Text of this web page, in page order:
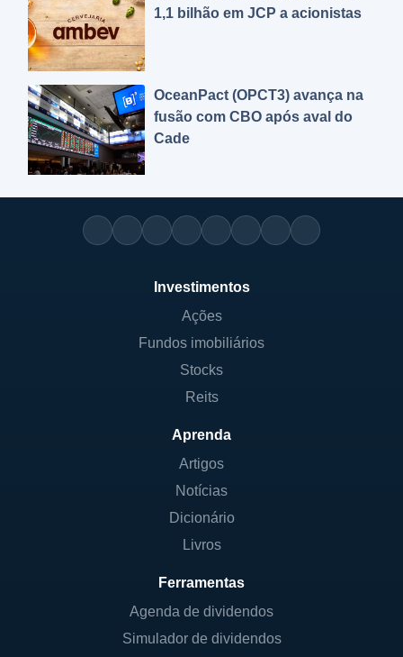
1,1 bilhão em JCP a acionistas
OceanPact (OPCT3) avança na
fusão com CBO após aval do
Cade
Investimentos
Ações
Fundos imobiliários
Stocks
Reits
Aprenda
Artigos
Notícias
Dicionário
Livros
Ferramentas
Agenda de dividendos
Simulador de dividendos